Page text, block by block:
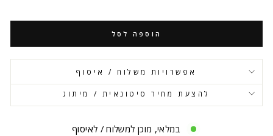
הוספה לסל
אפשרויות משלוח / איסוף
להצעת מחיר סיטונאית / מיתוג
במלאי, מוכן למשלוח / לאיסוף